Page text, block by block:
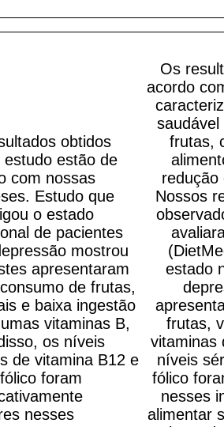
obtidos
estudo estão de
com nossas
Estudo que
o estado
de pacientes
mostrou
apresentaram
de frutas,
e baixa ingestão
vitaminas B,
os níveis
de vitamina B12 e
foram
nesses
Os
acordo
frutas,
redução
Nossos
estado
frutas,
vitaminas
níveis
fólico
nesses
alimentar